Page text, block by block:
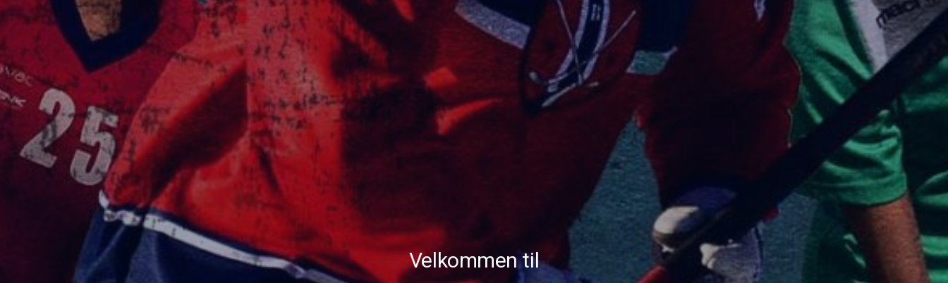
Velkommen til